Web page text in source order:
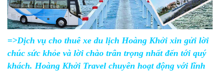
=>Dịch vụ cho thuê xe du lịch Hoàng Khởi xin gửi lời
chúc sức khỏe và lời chào trân trọng nhất đến tới quý
khách. Hoàng Khởi Travel chuyên hoạt động với lĩnh